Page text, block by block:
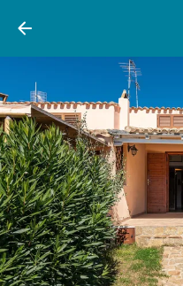
Billeder